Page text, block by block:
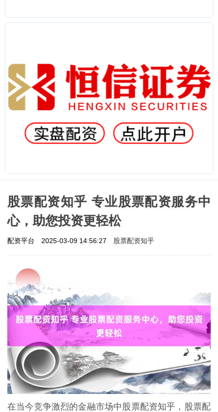
股票配资知乎 专业股票配资服务中
心，助您投资更轻松
配资平台 2025-03-09 14:56:27 股票配资知乎
在当今竞争激烈的金融市场中股票配资知乎，股票配